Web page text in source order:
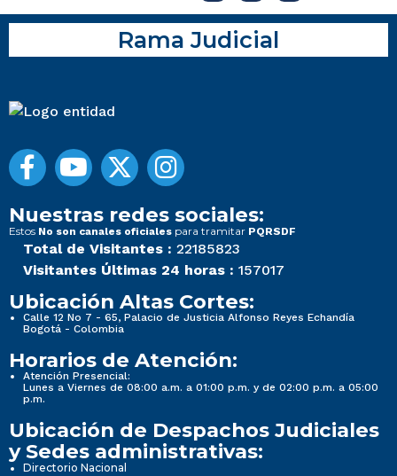
Rama Judicial
Nuestras redes sociales:
Estos No son canales oficiales para tramitar PQRSDF
Total de Visitantes : 22185823
Visitantes Últimas 24 horas : 157017
Ubicación Altas Cortes:
Calle 12 No 7 - 65, Palacio de Justicia Alfonso Reyes Echandía
Bogotá - Colombia
Horarios de Atención:
Atención Presencial:
Lunes a Viernes de 08:00 a.m. a 01:00 p.m. y de 02:00 p.m. a 05:00
p.m.
Ubicación de Despachos Judiciales
y Sedes administrativas:
Directorio Nacional